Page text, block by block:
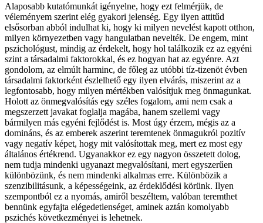
Alaposabb kutatómunkát igényelne, hogy ezt felmérjük, de
véleményem szerint elég gyakori jelenség. Egy ilyen attitűd
elsősorban abból indulhat ki, hogy ki milyen nevelést kapott otthon,
milyen környezetben vagy hangulatban nevelték. De engem, mint
pszichológust, mindig az érdekelt, hogy hol találkozik ez az egyéni
szint a társadalmi faktorokkal, és ez hogyan hat az egyénre. Azt
gondolom, az elmúlt harminc, de főleg az utóbbi tíz-tizenöt évben
társadalmi faktorként észlelhető egy ilyen elvárás, miszerint az a
legfontosabb, hogy milyen mértékben valósítjuk meg önmagunkat.
Holott az önmegvalósítás egy széles fogalom, ami nem csak a
megszerzett javakat foglalja magába, hanem szellemi vagy
bármilyen más egyéni fejlődést is. Most úgy érzem, mégis az a
domináns, és az emberek aszerint teremtenek önmagukról pozitív
vagy negatív képet, hogy mit valósítottak meg, mert ez most egy
általános értékrend. Ugyanakkor ez egy nagyon összetett dolog,
nem tudja mindenki ugyanazt megvalósítani, mert egyszerűen
különbözünk, és nem mindenki alkalmas erre. Különbözik a
szenzibilitásunk, a képességeink, az érdeklődési körünk. Ilyen
szempontból ez a nyomás, amiről beszéltem, valóban teremthet
bennünk egyfajta elégedetlenséget, aminek aztán komolyabb
pszichés következményei is lehetnek.